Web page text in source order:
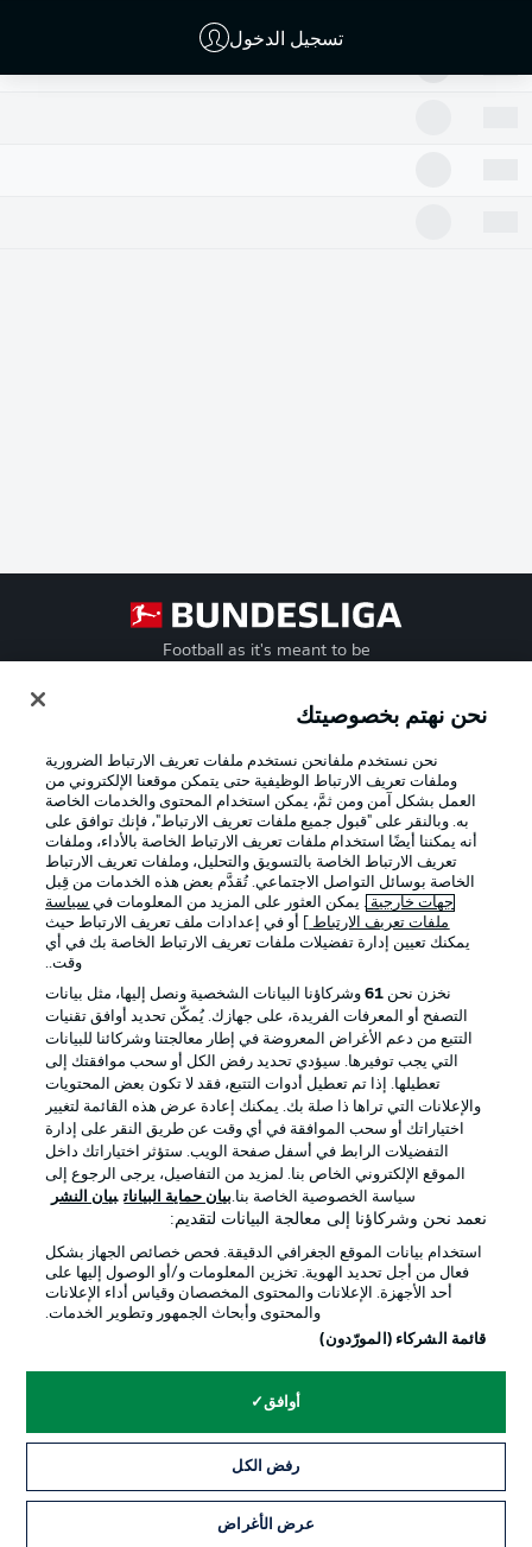
تسجيل الدخول
Football as it's meant to be
تطبيق الدوري الألماني
Official Partners
الإعلانات الإخطارات القانونية
إدارة التفضيلات بيان الخصوصية
شروط الاستخدام الوظائف
جهة النشر تواصل معنا
نحن نهتم بخصوصيتك
نحن نستخدم ملفانحن نستخدم ملفات تعريف الارتباط الضرورية
وملفات تعريف الارتباط الوظيفية حتى يتمكن موقعنا الإلكتروني من
العمل بشكل آمن ومن ثمَّ، يمكن استخدام المحتوى والخدمات الخاصة
به. وبالنقر على "قبول جميع ملفات تعريف الارتباط"، فإنك توافق على
أنه يمكننا أيضًا استخدام ملفات تعريف الارتباط الخاصة بالأداء، وملفات
تعريف الارتباط الخاصة بالتسويق والتحليل، وملفات تعريف الارتباط
الخاصة بوسائل التواصل الاجتماعي. تُقدَّم بعض هذه الخدمات من قِبل
جهات خارجية . يمكن العثور على المزيد من المعلومات في سياسة
ملفات تعريف الارتباط
] أو في إعدادات ملف تعريف الارتباط حيث
يمكنك تعيين إدارة تفضيلات ملفات تعريف الارتباط الخاصة بك في أي
وقت..
نخزن نحن 61وشركاؤنا البيانات الشخصية ونصل إليها، مثل بيانات
التصفح أو المعرفات الفريدة، على جهازك. يُمكّن تحديد أوافق تقنيات
التتبع من دعم الأغراض المعروضة في إطار معالجتنا وشركائنا للبيانات
التي يجب توفيرها. سيؤدي تحديد رفض الكل أو سحب موافقتك إلى
تعطيلها. إذا تم تعطيل أدوات التتبع، فقد لا تكون بعض المحتويات
والإعلانات التي تراها ذا صلة بك. يمكنك إعادة عرض هذه القائمة لتغيير
اختياراتك أو سحب الموافقة في أي وقت عن طريق النقر على إدارة
التفضيلات الرابط في أسفل صفحة الويب. ستؤثر اختياراتك داخل
الموقع الإلكتروني الخاص بنا. لمزيد من التفاصيل، يرجى الرجوع إلى
سياسة الخصوصية الخاصة بنا.بيان حماية البيانات بيان النشر
نعمد نحن وشركاؤنا إلى معالجة البيانات لتقديم:
استخدام بيانات الموقع الجغرافي الدقيقة. فحص خصائص الجهاز بشكل
فعال من أجل تحديد الهوية. تخزين المعلومات و/أو الوصول إليها على
أحد الأجهزة. الإعلانات والمحتوى المخصصان وقياس أداء الإعلانات
والمحتوى وأبحاث الجمهور وتطوير الخدمات.
قائمة الشركاء (المورّدون)
أوافق
رفض الكل
عرض الأغراض